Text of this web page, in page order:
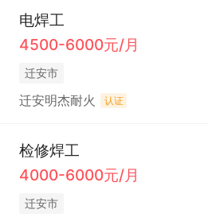
电焊工
4500-6000元/月
迁安市
迁安明杰耐火 认证
检修焊工
4000-6000元/月
迁安市